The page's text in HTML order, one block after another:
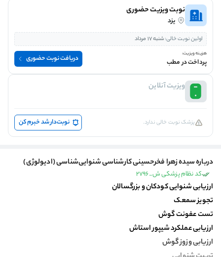
نوبت ویزیت حضوری
یزد
اولین نوبت خالی:شنبه 17 مرداد
هزینه ویزیت:
پرداخت در مطب دریافت نوبت حضوری
ویزیت آنلاین
پزشک نوبت خالی ندارد. نوبت‌دار شد خبرم کن
درباره سیده زهرا فخرحسینی کارشناسی شنوایی‌شناسی (ادیولوژی)
کد نظام پزشکی ش_2796
ارزیابی شنوایی کودکان و بزرگسالان
تجویز سمعک
تست عفونت گوش
ارزیابی عملکرد شیپور استاش
ارزیابی وزوز گوش